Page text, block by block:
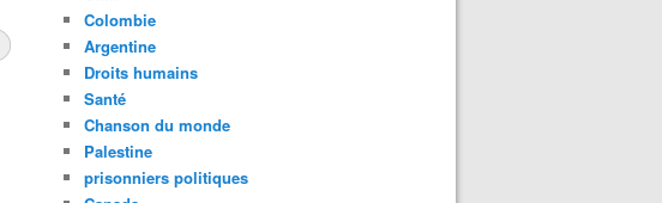
Colombie
Argentine
Droits humains
Santé
Chanson du monde
Palestine
prisonniers politiques